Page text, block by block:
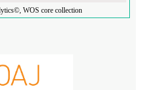
WOS core collection